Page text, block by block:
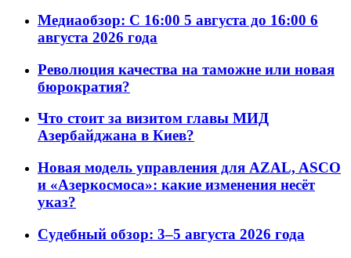
Медиаобзор: С 16:00 5 августа до 16:00 6
августа 2026 года
Революция качества на таможне или новая
бюрократия?
Что стоит за визитом главы МИД
Азербайджана в Киев?
Новая модель управления для AZAL, ASCO
и «Азеркосмоса»: какие изменения несёт
указ?
Судебный обзор: 3–5 августа 2026 года